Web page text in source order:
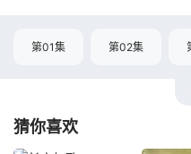
第01集 第02集
猜你喜欢